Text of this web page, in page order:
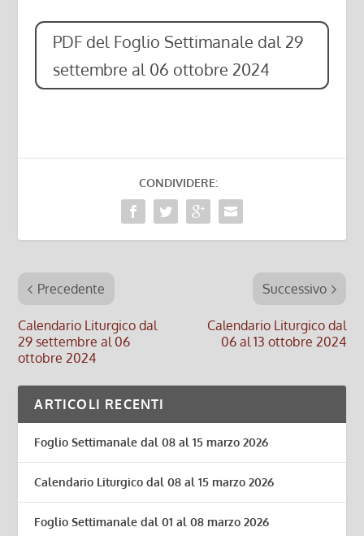
PDF del Foglio Settimanale dal 29
settembre al 06 ottobre 2024
CONDIVIDERE:
Precedente
Calendario Liturgico dal
29 settembre al 06
ottobre 2024
Successivo
Calendario Liturgico dal
06 al 13 ottobre 2024
ARTICOLI RECENTI
Foglio Settimanale dal 08 al 15 marzo 2026
Calendario Liturgico dal 08 al 15 marzo 2026
Foglio Settimanale dal 01 al 08 marzo 2026